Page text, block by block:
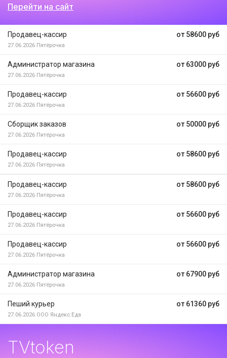
Перейти на сайт
от 58600 руб
Продавец-кассир
27.06.2026 Пятёрочка
от 63000 руб
Администратор магазина
27.06.2026 Пятёрочка
от 56600 руб
Продавец-кассир
27.06.2026 Пятёрочка
от 50000 руб
Сборщик заказов
27.06.2026 Пятёрочка
от 58600 руб
Продавец-кассир
27.06.2026 Пятёрочка
от 58600 руб
Продавец-кассир
27.06.2026 Пятёрочка
от 56600 руб
Продавец-кассир
27.06.2026 Пятёрочка
от 56600 руб
Продавец-кассир
27.06.2026 Пятёрочка
от 67900 руб
Администратор магазина
27.06.2026 Пятёрочка
от 61360 руб
Пеший курьер
27.06.2026 ООО Яндекс.Еда
TVtoken